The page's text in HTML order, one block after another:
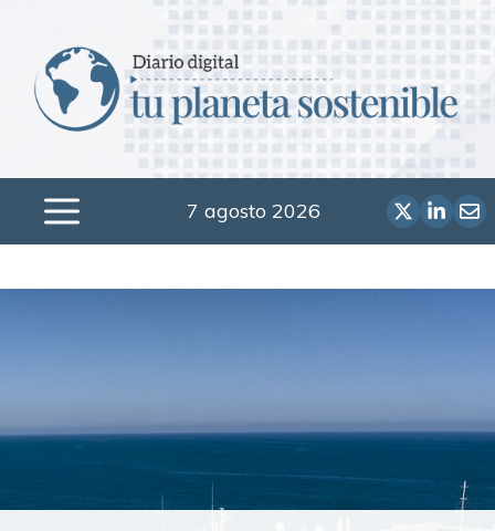
contenido
Menú
7 agosto 2026